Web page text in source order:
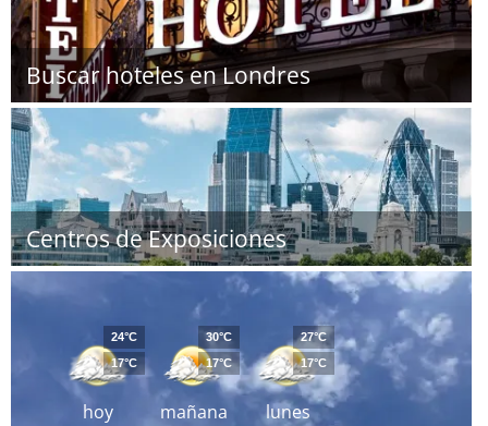
Buscar hoteles en Londres
Centros de Exposiciones
hoy
24°C
17°C
mañana
30°C
17°C
lunes
27°C
17°C